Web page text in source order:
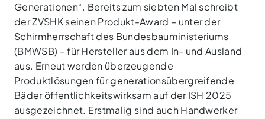
Generationen“. Bereits zum siebten Mal schreibt
der ZVSHK seinen Produkt-Award – unter der
Schirmherrschaft des Bundesbauministeriums
(BMWSB) – für Hersteller aus dem In- und Ausland
aus. Erneut werden überzeugende
Produktlösungen für generationsübergreifende
Bäder öffentlichkeitswirksam auf der ISH 2025
ausgezeichnet. Erstmalig sind auch Handwerker